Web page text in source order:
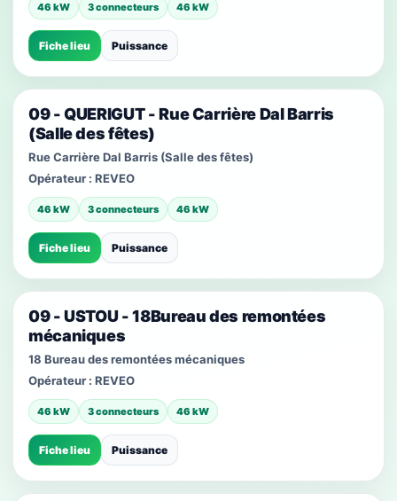
46 kW 3 connecteurs 46 kW
Fiche lieu Puissance
09 - QUERIGUT - Rue Carrière Dal Barris
(Salle des fêtes)
Rue Carrière Dal Barris (Salle des fêtes)
Opérateur : REVEO
46 kW 3 connecteurs 46 kW
Fiche lieu Puissance
09 - USTOU - 18Bureau des remontées
mécaniques
18 Bureau des remontées mécaniques
Opérateur : REVEO
46 kW 3 connecteurs 46 kW
Fiche lieu Puissance